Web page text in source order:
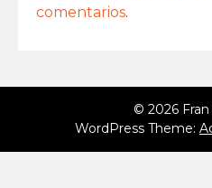
comentarios.
© 2026 Fran
WordPress Theme: